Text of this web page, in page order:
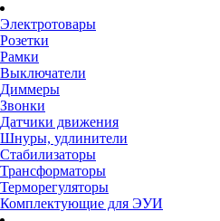
Электротовары
Розетки
Рамки
Выключатели
Диммеры
Звонки
Датчики движения
Шнуры, удлинители
Стабилизаторы
Трансформаторы
Терморегуляторы
Комплектующие для ЭУИ